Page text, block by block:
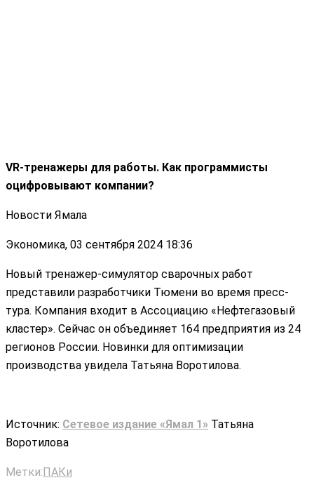
VR-тренажеры для работы. Как программисты
оцифровывают компании?
Новости Ямала
Экономика, 03 сентября 2024 18:36
Новый тренажер-симулятор сварочных работ
представили разработчики Тюмени во время пресс-
тура. Компания входит в Ассоциацию «Нефтегазовый
кластер». Сейчас он объединяет 164 предприятия из 24
регионов России. Новинки для оптимизации
производства увидела Татьяна Воротилова.
Источник: Сетевое издание «Ямал 1» Татьяна
Воротилова
Метки:ПАКи